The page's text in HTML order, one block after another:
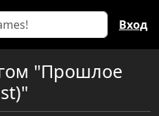
Вход
"Прошлое